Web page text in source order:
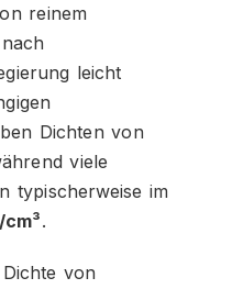
reinem
leicht
Dichten von
viele
typischerweise im
.
von